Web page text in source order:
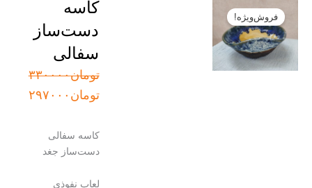
فروش‌ویژه!
کاسه
دست‌ساز
سفالی
تومان۳۳۰۰۰۰قیمت
اصلی:
تومان۲۹۷۰۰۰
قیمت
فعلی:
کاسه سفالی
دست‌ساز جغد
لعاب نفوذی